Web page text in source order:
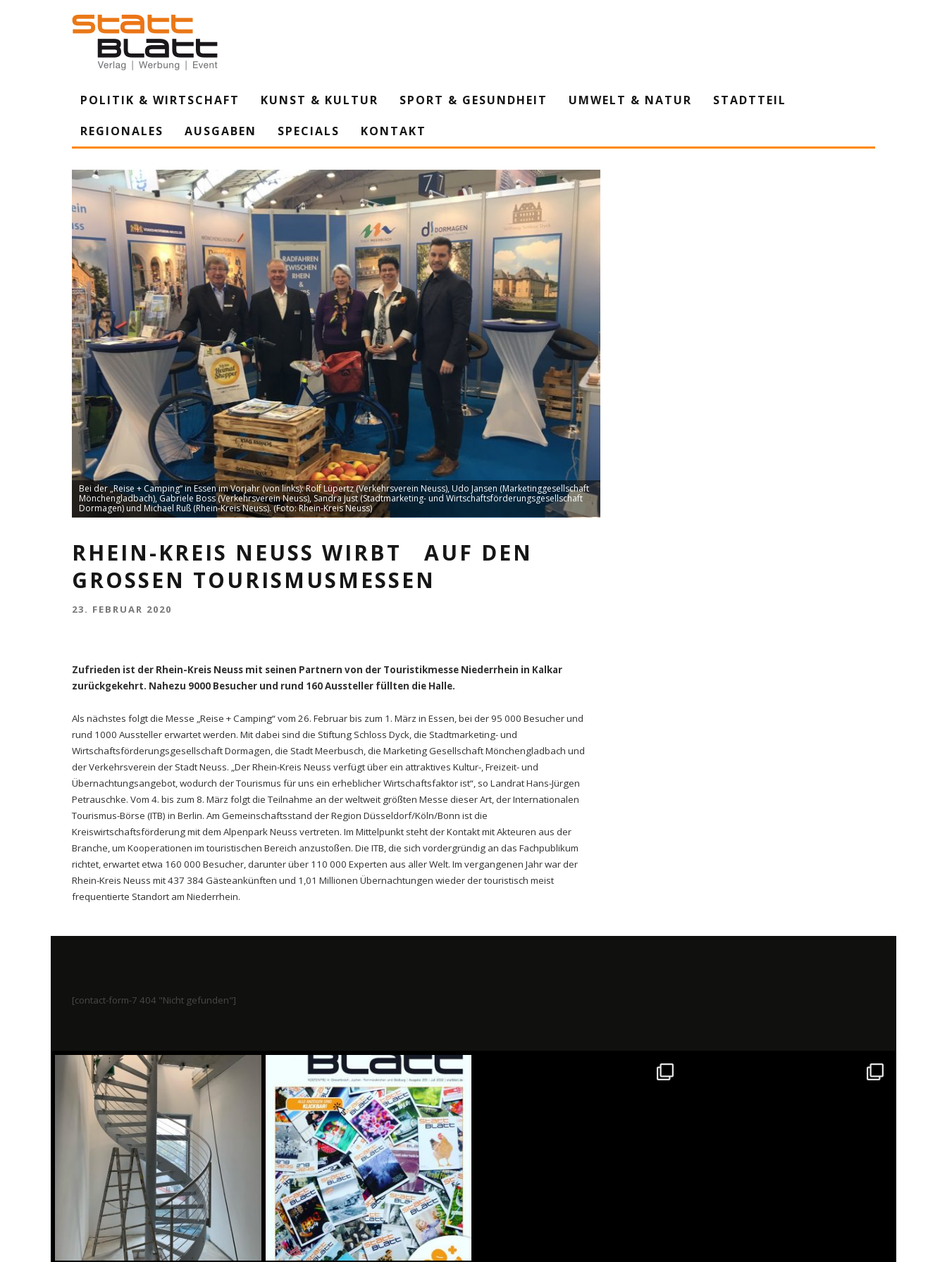
POLITIK & WIRTSCHAFT KUNST & KULTUR SPORT & GESUNDHEIT UMWELT & NATUR
STADTTEIL
REGIONALES
AUSGABEN SPECIALS KONTAKT
Bei der „Reise + Camping“ in Essen im Vorjahr (von links): Rolf Lüpertz (Verkehrsverein Neuss), Udo Jansen (Marketinggesellschaft
Mönchengladbach), Gabriele Boss (Verkehrsverein Neuss), Sandra Just (Stadtmarketing- und Wirtschaftsförderungsgesellschaft
Dormagen) und Michael Ruß (Rhein-Kreis Neuss). (Foto: Rhein-Kreis Neuss)
RHEIN-KREIS NEUSS WIRBT AUF DEN
GROSSEN TOURISMUSMESSEN
23. FEBRUAR 2020
Zufrieden ist der Rhein-Kreis Neuss mit seinen Partnern von der Touristikmesse Niederrhein in Kalkar
zurückgekehrt. Nahezu 9000 Besucher und rund 160 Aussteller füllten die Halle.
Als nächstes folgt die Messe „Reise + Camping“ vom 26. Februar bis zum 1. März in Essen, bei der 95 000 Besucher und
rund 1000 Aussteller erwartet werden. Mit dabei sind die Stiftung Schloss Dyck, die Stadtmarketing- und
Wirtschaftsförderungsgesellschaft Dormagen, die Stadt Meerbusch, die Marketing Gesellschaft Mönchengladbach und
der Verkehrsverein der Stadt Neuss. „Der Rhein-Kreis Neuss verfügt über ein attraktives Kultur-, Freizeit- und
Übernachtungsangebot, wodurch der Tourismus für uns ein erheblicher Wirtschaftsfaktor ist“, so Landrat Hans-Jürgen
Petrauschke. Vom 4. bis zum 8. März folgt die Teilnahme an der weltweit größten Messe dieser Art, der Internationalen
Tourismus-Börse (ITB) in Berlin. Am Gemeinschaftsstand der Region Düsseldorf/Köln/Bonn ist die
Kreiswirtschaftsförderung mit dem Alpenpark Neuss vertreten. Im Mittelpunkt steht der Kontakt mit Akteuren aus der
Branche, um Kooperationen im touristischen Bereich anzustoßen. Die ITB, die sich vordergründig an das Fachpublikum
richtet, erwartet etwa 160 000 Besucher, darunter über 110 000 Experten aus aller Welt. Im vergangenen Jahr war der
Rhein-Kreis Neuss mit 437 384 Gästeankünften und 1,01 Millionen Übernachtungen wieder der touristisch meist
frequentierte Standort am Niederrhein.
[contact-form-7 404 "Nicht gefunden"]